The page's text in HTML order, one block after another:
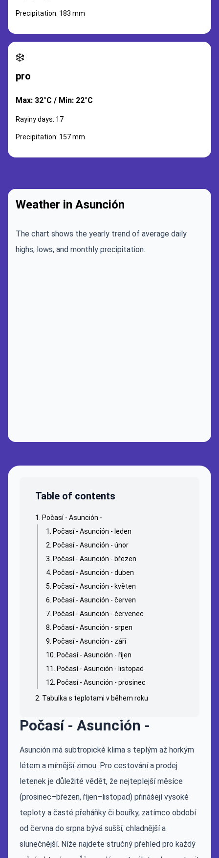
Precipitation: 183 mm
❄️
pro
Max: 32°C / Min: 22°C
Rayiny days: 17
Precipitation: 157 mm
Weather in Asunción
The chart shows the yearly trend of average daily
highs, lows, and monthly precipitation.
Table of contents
Počasí - Asunción -
Počasí - Asunción - leden
Počasí - Asunción - únor
Počasí - Asunción - březen
Počasí - Asunción - duben
Počasí - Asunción - květen
Počasí - Asunción - červen
Počasí - Asunción - červenec
Počasí - Asunción - srpen
Počasí - Asunción - září
Počasí - Asunción - říjen
Počasí - Asunción - listopad
Počasí - Asunción - prosinec
Tabulka s teplotami v během roku
Počasí - Asunción -
Asunción má subtropické klima s teplým až horkým
létem a mírnější zimou. Pro cestování a prodej
letenek je důležité vědět, že nejteplejší měsíce
(prosinec–březen, říjen–listopad) přinášejí vysoké
teploty a časté přeháňky či bouřky, zatímco období
od června do srpna bývá sušší, chladnější a
slunečnější. Níže najdete stručný přehled pro každý